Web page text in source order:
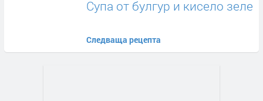
Супа от булгур и кисело зеле
Следваща рецепта